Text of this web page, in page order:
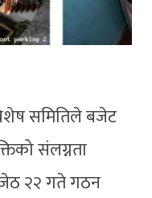
समितिले बजेट
संलग्नता
जेठ २२ गते गठन